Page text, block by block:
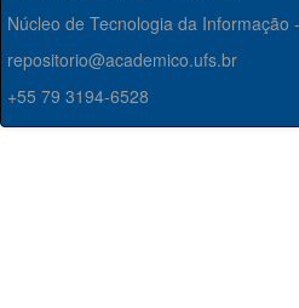
Núcleo de Tecnologia da Informação
repositorio@academico.ufs.br
+55 79 3194-6528